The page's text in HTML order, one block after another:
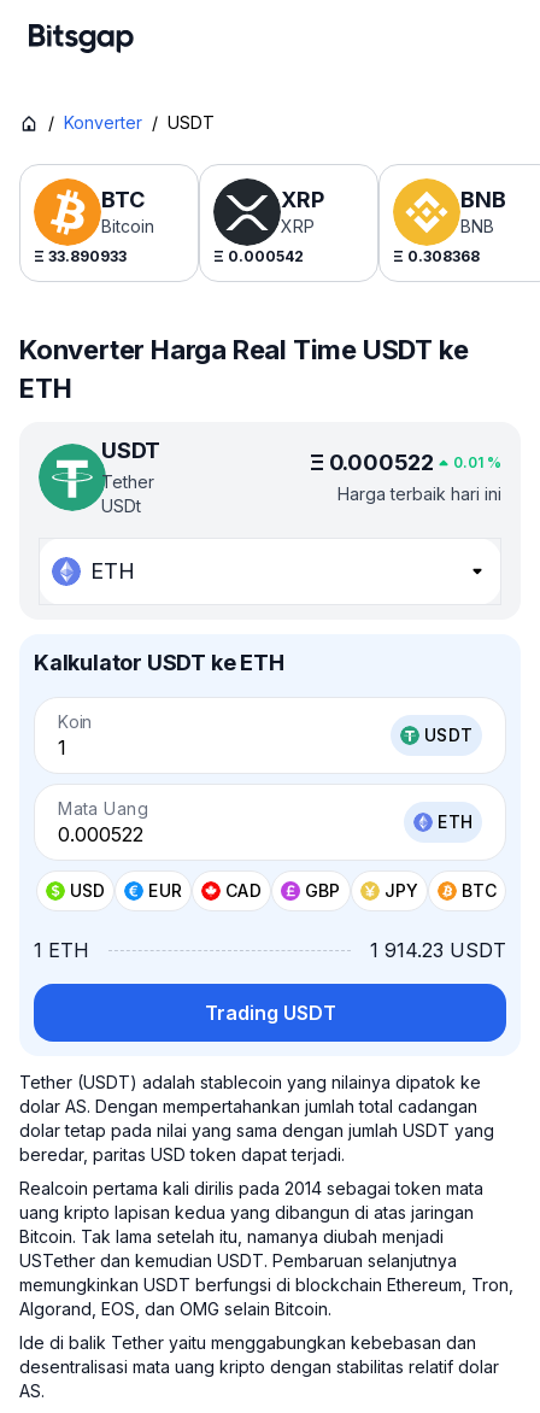
/ Konverter / USDT
BTC
Bitcoin
Ξ 33.890933
XRP
XRP
Ξ 0.000542
BNB
BNB
Ξ 0.308368
Konverter Harga Real Time USDT ke
ETH
USDT
Tether
USDt
Ξ 0.000522 0.01 %
Harga terbaik hari ini
ETH
Kalkulator USDT ke ETH
Koin
USDT
Mata Uang
ETH
USD EUR CAD GBP JPY BTC
1 ETH 1 914.23 USDT
Trading USDT
Tether (USDT) adalah stablecoin yang nilainya dipatok ke
dolar AS. Dengan mempertahankan jumlah total cadangan
dolar tetap pada nilai yang sama dengan jumlah USDT yang
beredar, paritas USD token dapat terjadi.
Realcoin pertama kali dirilis pada 2014 sebagai token mata
uang kripto lapisan kedua yang dibangun di atas jaringan
Bitcoin. Tak lama setelah itu, namanya diubah menjadi
USTether dan kemudian USDT. Pembaruan selanjutnya
memungkinkan USDT berfungsi di blockchain Ethereum, Tron,
Algorand, EOS, dan OMG selain Bitcoin.
Ide di balik Tether yaitu menggabungkan kebebasan dan
desentralisasi mata uang kripto dengan stabilitas relatif dolar
AS.